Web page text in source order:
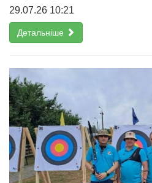
29.07.26 10:21
Детальніше